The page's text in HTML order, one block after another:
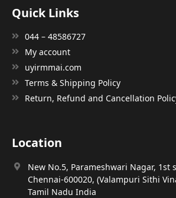
Quick Links
044 – 48586727
My account
uyirmmai.com
Terms & Shipping Policy
Return, Refund and Cancellation
Location
New No.5, Parameshwari Nagar, 1st
Chennai-600020, (Valampuri Sithi
Tamil Nadu India